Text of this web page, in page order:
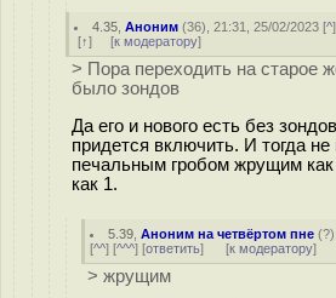
4.35 ,Аноним (36), 21:31, 25/02/2023 [^
[↑] [к модератору]
> Пора переходить на старое
было зондов
Да его и нового есть без
придется включить. И тогда не
печальным гробом жрущим
как 1.
5.39 ,Аноним на четвёртом пне (?
[^^] [^^^] [ответить] [к модератору]
> жрущим